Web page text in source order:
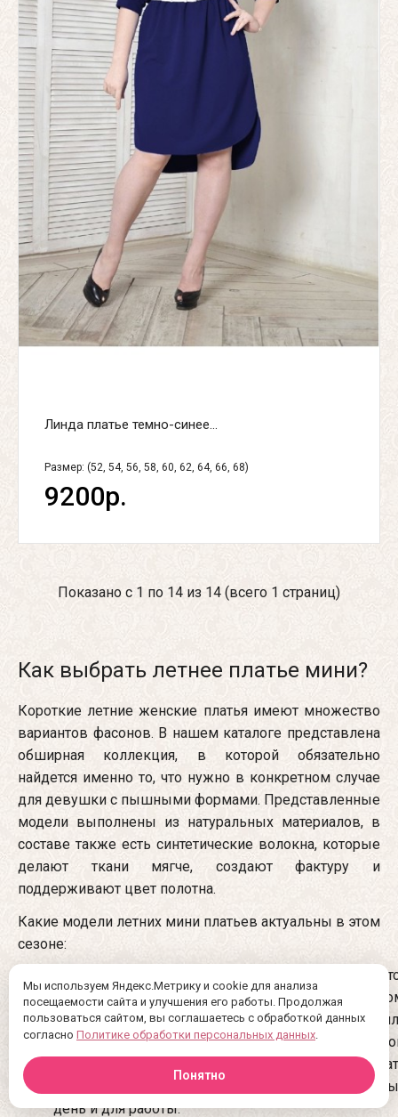
Линда платье темно-синее...
Размер: (52, 54, 56, 58, 60, 62, 64, 66, 68)
9200р.
Показано с 1 по 14 из 14 (всего 1 страниц)
Как выбрать летнее платье мини?
Короткие летние женские платья имеют множество
вариантов фасонов. В нашем каталоге представлена
обширная коллекция, в которой обязательно
найдется именно то, что нужно в конкретном случае
для девушки с пышными формами. Представленные
модели выполнены из натуральных материалов, в
составе также есть синтетические волокна, которые
делают ткани мягче, создают фактуру и
поддерживают цвет полотна.
Какие модели летних мини платьев актуальны в этом
сезоне:
Простые, прямого кроя. Такие платья
декоративными элементами, например,
или могут быть без них. Модели с полукруглым
треугольным вырезом, подходят девушкам с
фигуры «яблоко». Помогают
животик, смотрятся элегантно, подходят на
день и для работы.
Мы используем Яндекс.Метрику и cookie для анализа
посещаемости сайта и улучшения его работы. Продолжая
пользоваться сайтом, вы соглашаетесь с обработкой данных
согласно Политике обработки персональных данных.
Понятно